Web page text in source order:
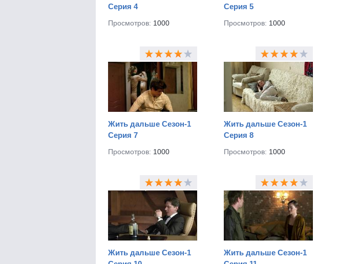
Серия 4
Просмотров: 1000
Серия 5
Просмотров: 1000
Жить дальше Сезон-1
Серия 7
Просмотров: 1000
Жить дальше Сезон-1
Серия 8
Просмотров: 1000
Жить дальше Сезон-1
Жить дальше Сезон-1